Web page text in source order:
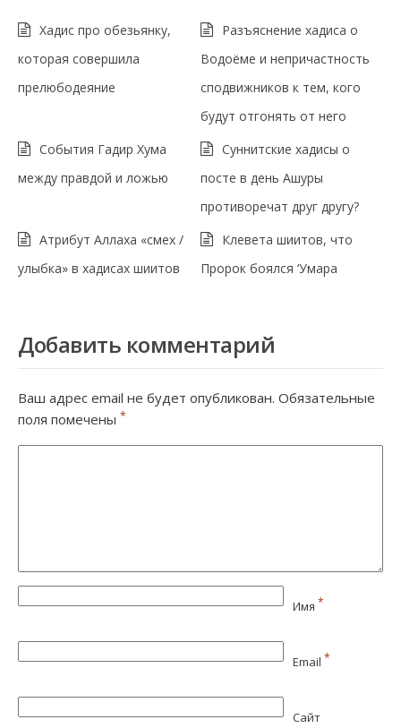
Хадис про обезьянку,
которая совершила
прелюбодеяние
Разъяснение хадиса о
Водоёме и непричастность
сподвижников к тем, кого
будут отгонять от него
События Гадир Хума
между правдой и ложью
Суннитские хадисы о
посте в день Ашуры
противоречат друг другу?
Атрибут Аллаха «смех /
улыбка» в хадисах шиитов
Клевета шиитов, что
Пророк боялся ‘Умара
Добавить комментарий
Ваш адрес email не будет опубликован. Обязательные
поля помечены *
Имя *
Email *
Сайт